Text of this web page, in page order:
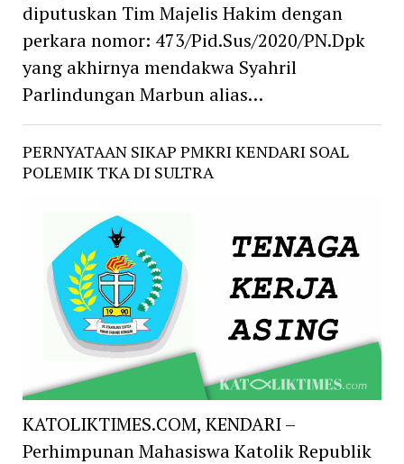
diputuskan Tim Majelis Hakim dengan
perkara nomor: 473/Pid.Sus/2020/PN.Dpk
yang akhirnya mendakwa Syahril
Parlindungan Marbun alias…
PERNYATAAN SIKAP PMKRI KENDARI SOAL
POLEMIK TKA DI SULTRA
KATOLIKTIMES.COM, KENDARI –
Perhimpunan Mahasiswa Katolik Republik